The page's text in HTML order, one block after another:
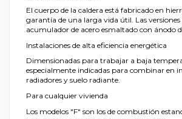
El cuerpo de la caldera está fabricado en
garantía de una larga vida útil. Las
acumulador de acero esmaltado con ánodo
Instalaciones de alta eficiencia energética
Dimensionadas para trabajar a baja
especialmente indicadas para combinar en
radiadores y suelo radiante.
Para cualquier vivienda
Los modelos "F" son los de combustión